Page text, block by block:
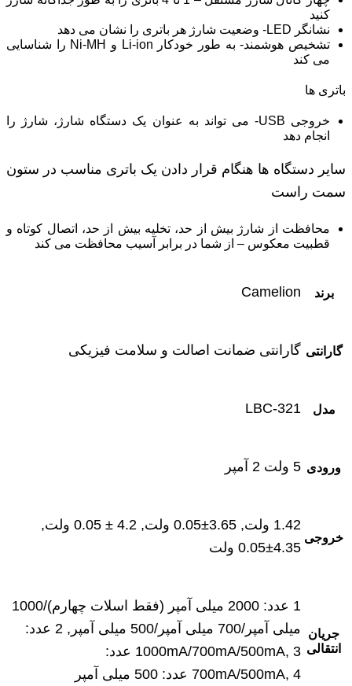
کنید
نشانگر LED- وضعیت شارژ هر باتری را نشان می دهد
تشخیص هوشمند- به طور خودکار Li-ion و Ni-MH را شناسایی
می کند
باتری ها
خروجی USB- می تواند به عنوان یک دستگاه شارژ، شارژ را
انجام دهد
سایر دستگاه ها هنگام قرار دادن یک باتری مناسب در ستون
سمت راست
محافظت از شارژ بیش از حد، تخلیه بیش از حد، اتصال کوتاه و
قطبیت معکوس – از شما در برابر آسیب محافظت می کند
برند Camelion
گارانتی گارانتی ضمانت اصالت و سلامت فیزیکی
مدل LBC-321
ورودی 5 ولت 2 آمپر
خروجی
1.42 ولت, 3.65±0.05 ولت, 4.2 ± 0.05 ولت,
4.35±0.05 ولت
جریان
انتقالی
1 عدد: 2000 میلی آمپر (فقط اسلات چهارم)/1000
میلی آمپر/700 میلی آمپر/500 میلی آمپر, 2 عدد:
1000mA/700mA/500mA, 3 عدد:
700mA/500mA, 4 عدد: 500 میلی آمپر